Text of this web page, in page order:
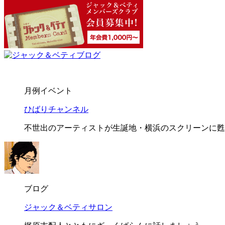
月例イベント
ひばりチャンネル
不世出のアーティストが生誕地・横浜のスクリーンに
ブログ
ジャック＆ベティサロン